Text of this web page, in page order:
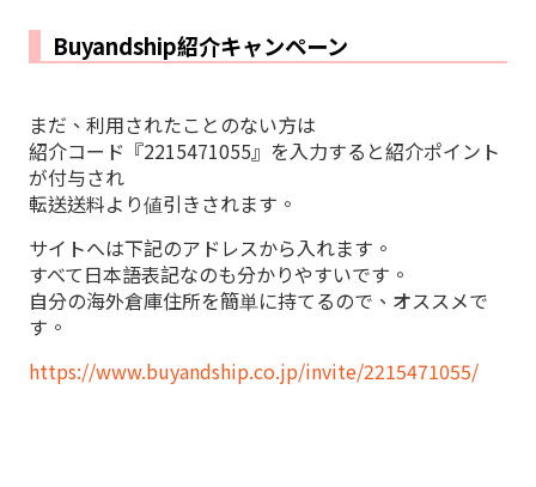
Buyandship紹介キャンペーン
まだ、利用されたことのない方は
紹介コード『2215471055』を入力すると紹介ポイント
が付与され
転送送料より値引きされます。
サイトへは下記のアドレスから入れます。
すべて日本語表記なのも分かりやすいです。
自分の海外倉庫住所を簡単に持てるので、オススメで
す。
https://www.buyandship.co.jp/invite/2215471055/